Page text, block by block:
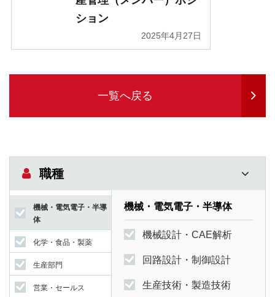
ション
2025年4月27日
一覧へ戻る
職種
機械・電気電子・半導
体
化学・食品・製薬
生産部門
営業・セールス
機械・電気電子・半導体
機械設計・CAE解析
回路設計・制御設計
生産技術・製造技術